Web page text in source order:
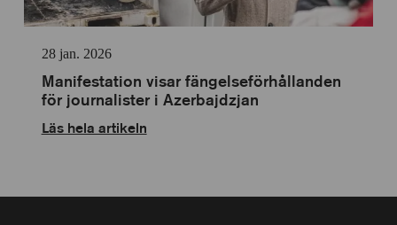
28 jan. 2026
Manifestation visar fängelseförhållanden
för journalister i Azerbajdzjan
Läs hela artikeln